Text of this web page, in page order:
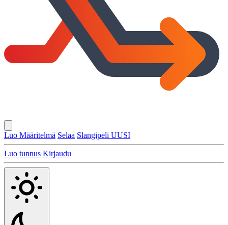
Luo Määritelmä Selaa Slangipeli UUSI
Luo tunnus Kirjaudu